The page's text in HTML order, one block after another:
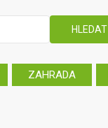
ZAHRADA